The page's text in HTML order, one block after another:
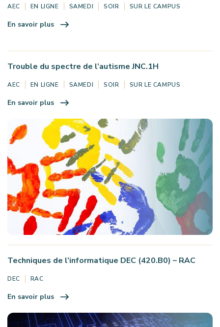
AEC EN LIGNE SAMEDI SOIR SUR LE CAMPUS
En savoir plus
Trouble du spectre de l’autisme JNC.1H
AEC EN LIGNE SAMEDI SOIR SUR LE CAMPUS
En savoir plus
Techniques de l’informatique DEC (420.B0) – RAC
DEC RAC
En savoir plus